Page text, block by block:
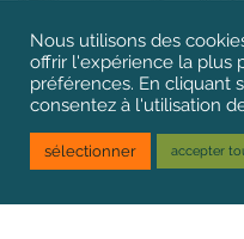
Nous utilisons des
offrir l'expérience la plus
préférences. En cliquant
consentez à l'utilisation
sélectionner accepter